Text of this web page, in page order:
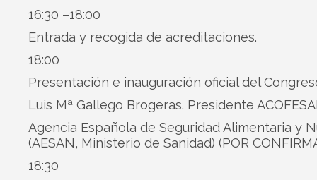
16:30 –18:00
Entrada y recogida de acreditaciones.
18:00
Presentación e inauguración oficial del
Luis Mª Gallego Brogeras. Presidente
Agencia Española de Seguridad Alimentaria y
(AESAN, Ministerio de Sanidad) (POR
18:30